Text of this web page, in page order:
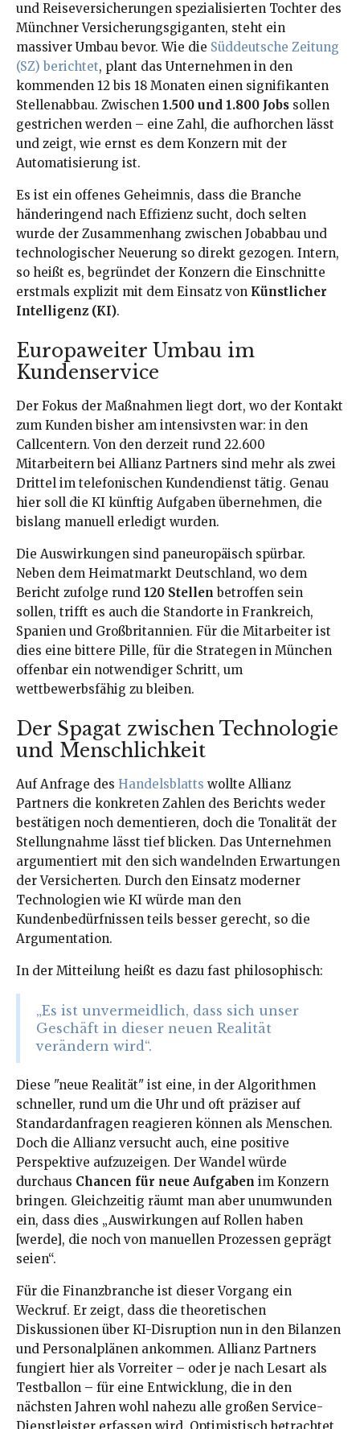
und Reiseversicherungen spezialisierten Tochter des
Münchner Versicherungsgiganten, steht ein
massiver Umbau bevor. Wie die Süddeutsche Zeitung
(SZ) berichtet, plant das Unternehmen in den
kommenden 12 bis 18 Monaten einen signifikanten
Stellenabbau. Zwischen 1.500 und 1.800 Jobs sollen
gestrichen werden – eine Zahl, die aufhorchen lässt
und zeigt, wie ernst es dem Konzern mit der
Automatisierung ist.
Es ist ein offenes Geheimnis, dass die Branche
händeringend nach Effizienz sucht, doch selten
wurde der Zusammenhang zwischen Jobabbau und
technologischer Neuerung so direkt gezogen. Intern,
so heißt es, begründet der Konzern die Einschnitte
erstmals explizit mit dem Einsatz von Künstlicher
Intelligenz (KI).
Europaweiter Umbau im
Kundenservice
Der Fokus der Maßnahmen liegt dort, wo der Kontakt
zum Kunden bisher am intensivsten war: in den
Callcentern. Von den derzeit rund 22.600
Mitarbeitern bei Allianz Partners sind mehr als zwei
Drittel im telefonischen Kundendienst tätig. Genau
hier soll die KI künftig Aufgaben übernehmen, die
bislang manuell erledigt wurden.
Die Auswirkungen sind paneuropäisch spürbar.
Neben dem Heimatmarkt Deutschland, wo dem
Bericht zufolge rund 120 Stellen betroffen sein
sollen, trifft es auch die Standorte in Frankreich,
Spanien und Großbritannien. Für die Mitarbeiter ist
dies eine bittere Pille, für die Strategen in München
offenbar ein notwendiger Schritt, um
wettbewerbsfähig zu bleiben.
Der Spagat zwischen Technologie
und Menschlichkeit
Auf Anfrage des Handelsblatts wollte Allianz
Partners die konkreten Zahlen des Berichts weder
bestätigen noch dementieren, doch die Tonalität der
Stellungnahme lässt tief blicken. Das Unternehmen
argumentiert mit den sich wandelnden Erwartungen
der Versicherten. Durch den Einsatz moderner
Technologien wie KI würde man den
Kundenbedürfnissen teils besser gerecht, so die
Argumentation.
In der Mitteilung heißt es dazu fast philosophisch:
„Es ist unvermeidlich, dass sich unser
Geschäft in dieser neuen Realität
verändern wird“.
Diese "neue Realität" ist eine, in der Algorithmen
schneller, rund um die Uhr und oft präziser auf
Standardanfragen reagieren können als Menschen.
Doch die Allianz versucht auch, eine positive
Perspektive aufzuzeigen. Der Wandel würde
durchaus Chancen für neue Aufgaben im Konzern
bringen. Gleichzeitig räumt man aber unumwunden
ein, dass dies „Auswirkungen auf Rollen haben
[werde], die noch von manuellen Prozessen geprägt
seien“.
Für die Finanzbranche ist dieser Vorgang ein
Weckruf. Er zeigt, dass die theoretischen
Diskussionen über KI-Disruption nun in den Bilanzen
und Personalplänen ankommen. Allianz Partners
fungiert hier als Vorreiter – oder je nach Lesart als
Testballon – für eine Entwicklung, die in den
nächsten Jahren wohl nahezu alle großen Service-